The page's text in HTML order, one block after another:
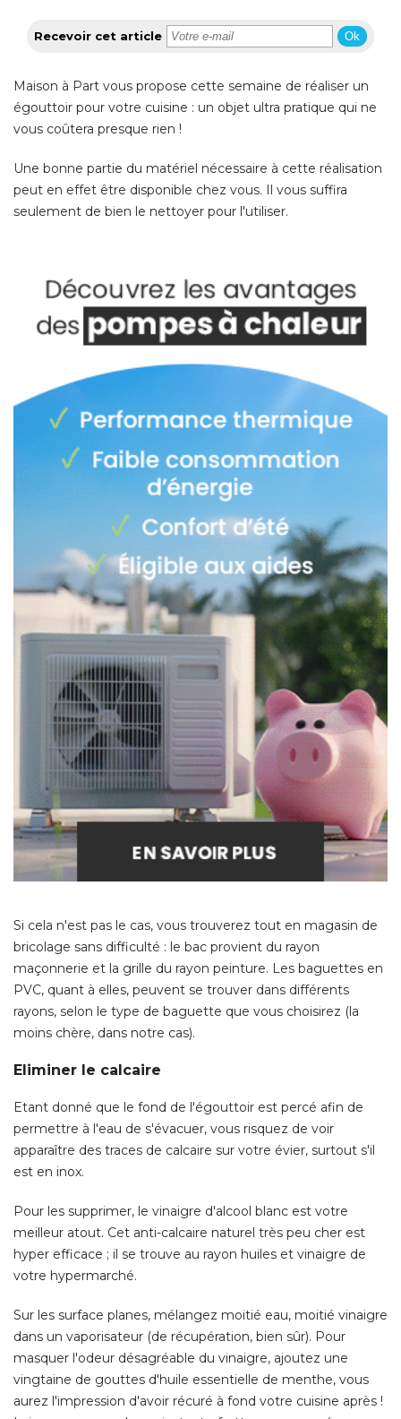
Recevoir cet article Ok
Maison à Part vous propose cette semaine de réaliser un
égouttoir pour votre cuisine : un objet ultra pratique qui ne
vous coûtera presque rien !
Une bonne partie du matériel nécessaire à cette réalisation
peut en effet être disponible chez vous. Il vous suffira
seulement de bien le nettoyer pour l'utiliser.
Si cela n'est pas le cas, vous trouverez tout en magasin de
bricolage sans difficulté : le bac provient du rayon
maçonnerie et la grille du rayon peinture. Les baguettes en
PVC, quant à elles, peuvent se trouver dans différents
rayons, selon le type de baguette que vous choisirez (la
moins chère, dans notre cas).
Eliminer le calcaire
Etant donné que le fond de l'égouttoir est percé afin de
permettre à l'eau de s'évacuer, vous risquez de voir
apparaître des traces de calcaire sur votre évier, surtout s'il
est en inox.
Pour les supprimer, le vinaigre d'alcool blanc est votre
meilleur atout. Cet anti-calcaire naturel très peu cher est
hyper efficace ; il se trouve au rayon huiles et vinaigre de
votre hypermarché.
Sur les surface planes, mélangez moitié eau, moitié vinaigre
dans un vaporisateur (de récupération, bien sûr). Pour
masquer l'odeur désagréable du vinaigre, ajoutez une
vingtaine de gouttes d'huile essentielle de menthe, vous
aurez l'impression d'avoir récuré à fond votre cuisine après !